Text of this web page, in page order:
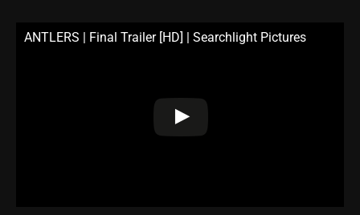
ANTLERS | Final Trailer [HD] | Searchlight Pictures